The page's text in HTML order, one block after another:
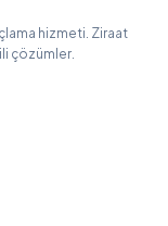
hizmeti. Ziraat
çözümler.